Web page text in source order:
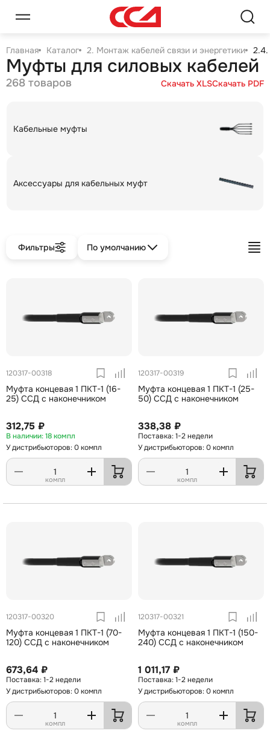
Главная Каталог 2. Монтаж кабелей связи и энергетики 2.4.
Муфты для силовых кабелей
268 товаров Скачать XLSСкачать PDF
Кабельные муфты
Аксессуары для кабельных муфт
Фильтры По умолчанию
120317-00318
Муфта концевая 1 ПКТ-1 (16-
25) ССД с наконечником
312,75 ₽
18 компл
У дистрибьюторов: 0 компл
компл
120317-00319
Муфта концевая 1 ПКТ-1 (25-
50) ССД с наконечником
338,38 ₽
1-2 недели
У дистрибьюторов: 0 компл
компл
120317-00320
Муфта концевая 1 ПКТ-1 (70-
120) ССД с наконечником
673,64 ₽
1-2 недели
У дистрибьюторов: 0 компл
компл
120317-00321
Муфта концевая 1 ПКТ-1 (150-
240) ССД с наконечником
1 011,17 ₽
1-2 недели
У дистрибьюторов: 0 компл
компл